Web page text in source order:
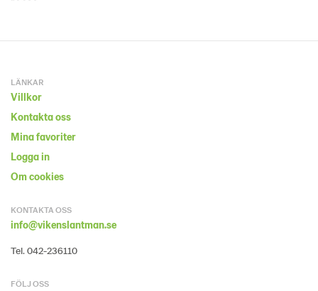
LÄNKAR
Villkor
Kontakta oss
Mina favoriter
Logga in
Om cookies
KONTAKTA OSS
info@vikenslantman.se
Tel. 042-236110
FÖLJ OSS